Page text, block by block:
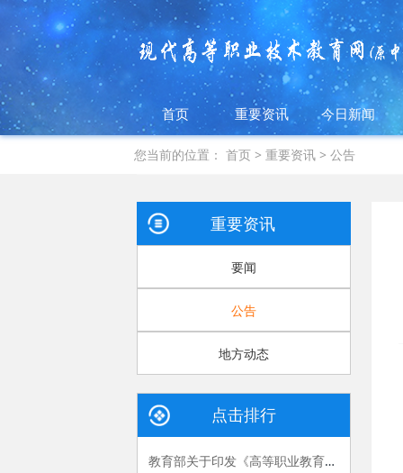
首页 重要资讯 今日新闻
您当前的位置：首页 >重要资讯 >公告
重要资讯
要闻
公告
地方动态
点击排行
教育部关于印发《高等职业教育创新发展行动计划（2015-2018年）》的通知